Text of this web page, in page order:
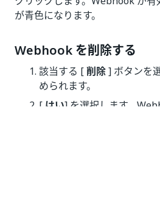
が青色になります。
Webhook を削除する
該当する [削除] ボタンを
められます。
[ はい] を選択します。